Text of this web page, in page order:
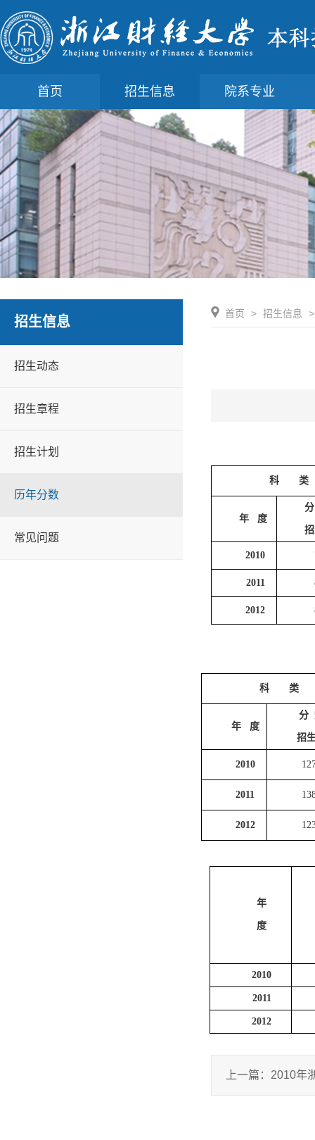
首页 招生信息 院系专业
招生信息
招生动态
招生章程
招生计划
历年分数
常见问题
首页 > 招生信息
科 类
年 度
2010
2011
2012
科 类
年 度
分
招
2010
2011
2012
年
度
2010
2011
2012
上一篇： 2010年